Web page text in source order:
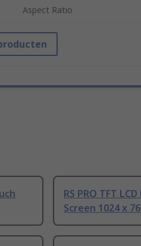
Aspect Ratio
RS PRO TFT
Screen 1024 x